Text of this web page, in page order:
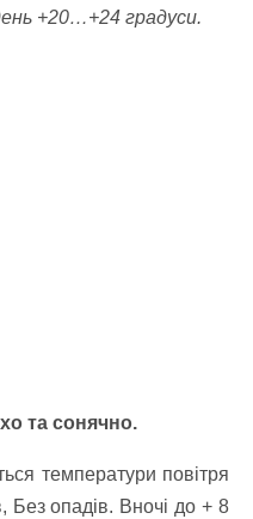
+20…+24 градуси.
та сонячно.
температури повітря
Без опадів. Вночі до + 8